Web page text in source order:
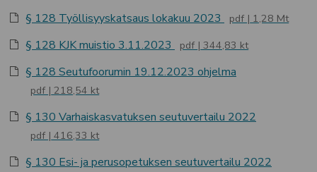
§ 128 Työllisyyskatsaus lokakuu 2023 pdf 1,28 Mt
§ 128 KJK muistio 3.11.2023 pdf 344,83 kt
§ 128 Seutufoorumin 19.12.2023 ohjelma
pdf 218,54 kt
§ 130 Varhaiskasvatuksen seutuvertailu 2022
pdf 416,33 kt
§ 130 Esi- ja perusopetuksen seutuvertailu 2022